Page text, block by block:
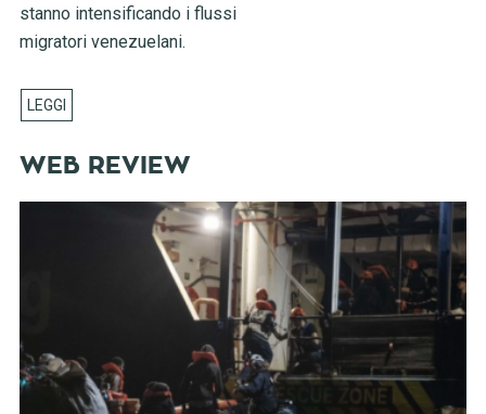
stanno intensificando i flussi
migratori venezuelani.
WEB REVIEW